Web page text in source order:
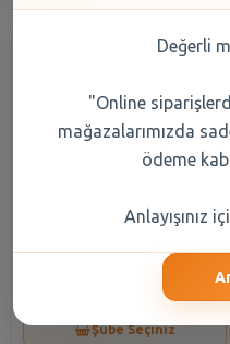
Gr
Şube Seçiniz
Değerli
"Online
mağazalarımızda
ödeme
Anlayışınız